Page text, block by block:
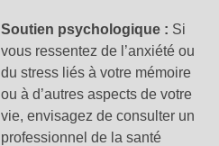
Soutien psychologique : Si
vous ressentez de l’anxiété ou
du stress liés à votre mémoire
ou à d’autres aspects de votre
vie, envisagez de consulter un
professionnel de la santé